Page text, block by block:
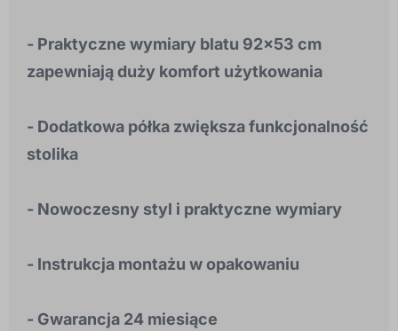
- Praktyczne wymiary blatu 92x53 cm
zapewniają duży komfort użytkowania
- Dodatkowa półka zwiększa funkcjonalność
stolika
- Nowoczesny styl i praktyczne wymiary
- Instrukcja montażu w opakowaniu
- Gwarancja 24 miesiące